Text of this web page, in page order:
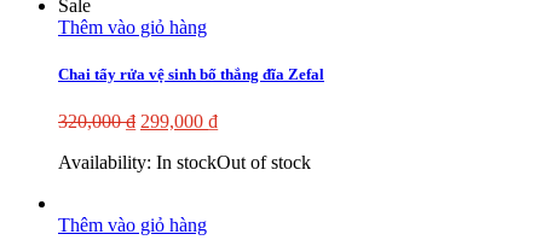
Sale
Thêm vào giỏ hàng
Chai tẩy rửa vệ sinh bố thắng đĩa Zefal
320,000₫ 299,000 ₫
Availability: In stockOut of stock
Thêm vào giỏ hàng